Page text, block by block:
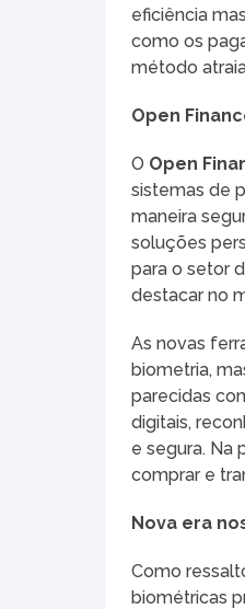
eficiência
como os
método
Open
O Open
sistemas de
maneira
soluções
para o setor
destacar no
As novas
biometria,
parecidas
digitais,
e segura. Na
comprar e
Nova era
Como
biométricas